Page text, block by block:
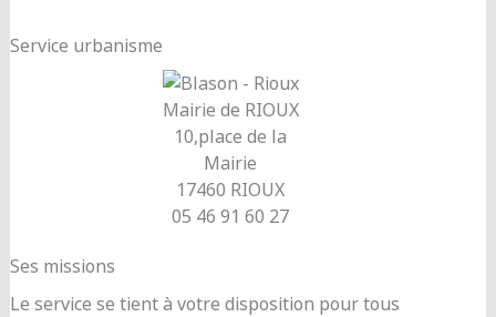
Service urbanisme
Mairie de RIOUX
10,place de la
Mairie
17460 RIOUX
05 46 91 60 27
Ses missions
Le service se tient à votre disposition pour tous